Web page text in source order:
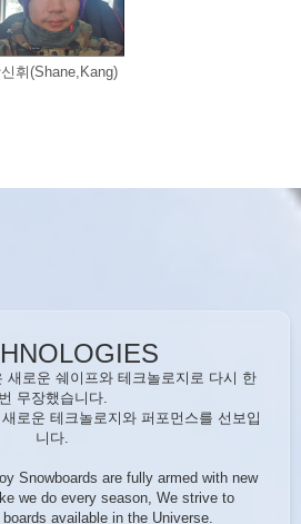
휘(Shane,Kang)
새로운 쉐이프와 테크놀로지로 다시 한
번 무장했습니다.
로운 테크놀로지와 퍼포먼스를 선보입
니다.
Snowboards are fully armed with new
we do every season, We strive to
available in the Universe.